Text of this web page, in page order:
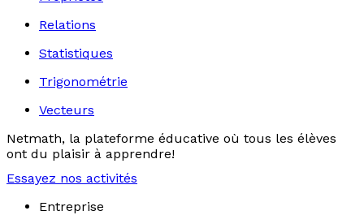
Relations
Statistiques
Trigonométrie
Vecteurs
Netmath, la plateforme éducative où tous les élèves
ont du plaisir à apprendre!
Essayez nos activités
Entreprise